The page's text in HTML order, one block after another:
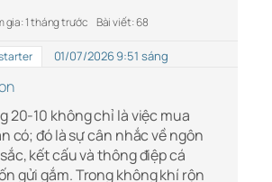
gia: 1 tháng trước Bài viết: 68
01/07/2026 9:51 sáng
20-10 không chỉ là việc mua
có; đó là sự cân nhắc về ngôn
kết cấu và thông điệp cá
gửi gắm. Trong không khí rộn